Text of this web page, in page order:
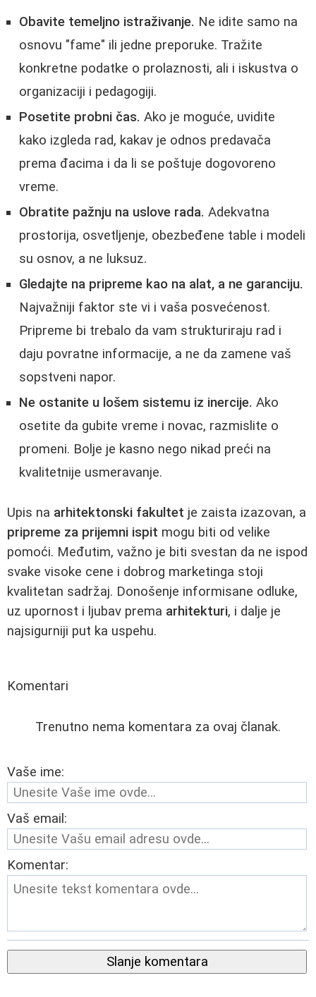
Obavite temeljno istraživanje. Ne idite samo na
osnovu "fame" ili jedne preporuke. Tražite
konkretne podatke o prolaznosti, ali i iskustva o
organizaciji i pedagogiji.
Posetite probni čas. Ako je moguće, uvidite
kako izgleda rad, kakav je odnos predavača
prema đacima i da li se poštuje dogovoreno
vreme.
Obratite pažnju na uslove rada. Adekvatna
prostorija, osvetljenje, obezbeđene table i modeli
su osnov, a ne luksuz.
Gledajte na pripreme kao na alat, a ne garanciju.
Najvažniji faktor ste vi i vaša posvećenost.
Pripreme bi trebalo da vam strukturiraju rad i
daju povratne informacije, a ne da zamene vaš
sopstveni napor.
Ne ostanite u lošem sistemu iz inercije. Ako
osetite da gubite vreme i novac, razmislite o
promeni. Bolje je kasno nego nikad preći na
kvalitetnije usmeravanje.
Upis na arhitektonski fakultet je zaista izazovan, a
pripreme za prijemni ispit mogu biti od velike
pomoći. Međutim, važno je biti svestan da ne ispod
svake visoke cene i dobrog marketinga stoji
kvalitetan sadržaj. Donošenje informisane odluke,
uz upornost i ljubav prema arhitekturi, i dalje je
najsigurniji put ka uspehu.
Komentari
Trenutno nema komentara za ovaj članak.
Vaše ime:
Vaš email:
Komentar:
Slanje komentara